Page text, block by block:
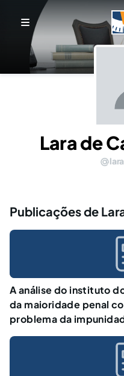
Lara de
Publicações de
A análise do instituto
da maioridade penal
problema da